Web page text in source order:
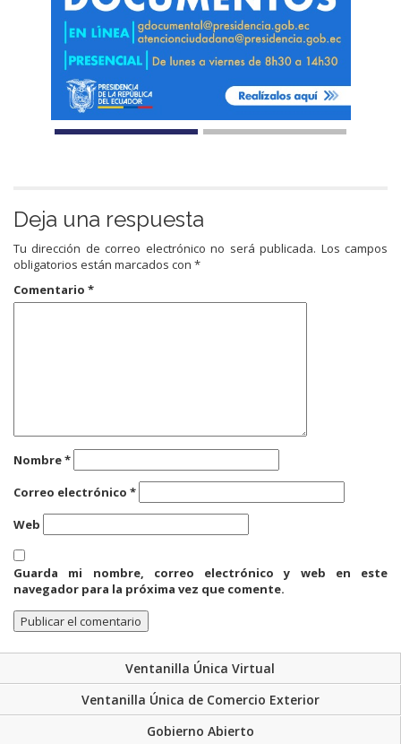
Deja una respuesta
Tu dirección de correo electrónico no será publicada. Los campos
obligatorios están marcados con *
Comentario *
Nombre*
Correo electrónico *
Web
Guarda mi nombre, correo electrónico y web en este
navegador para la próxima vez que comente.
Ventanilla Única Virtual
Ventanilla Única de Comercio Exterior
Gobierno Abierto